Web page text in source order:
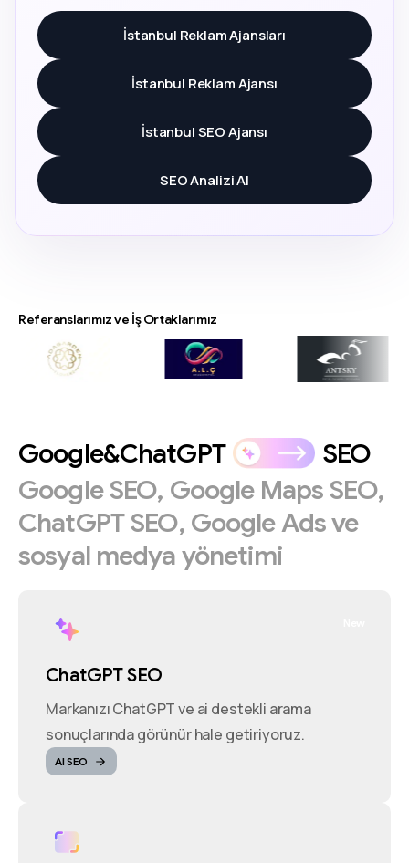
İstanbul Reklam Ajansları
İstanbul Reklam Ajansı
İstanbul SEO Ajansı
SEO Analizi Al
Referanslarımız ve İş Ortaklarımız
Google&ChatGPT
SEO
GoogleSEO, Google MapsSEO,
ChatGPTSEO, GoogleAdsve
sosyal medyayönetimi
ChatGPT SEO
Markanızı ChatGPT ve ai destekli arama
sonuçlarında görünür hale getiriyoruz.
AI SEO